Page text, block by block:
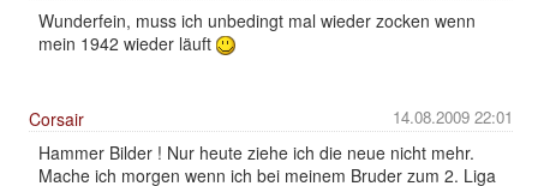
Wunderfein, muss ich unbedingt mal wieder zocken wenn
mein 1942 wieder läuft
14.08.2009 22:01
Corsair
Hammer Bilder ! Nur heute ziehe ich die neue nicht mehr.
Mache ich morgen wenn ich bei meinem Bruder zum 2. Liga